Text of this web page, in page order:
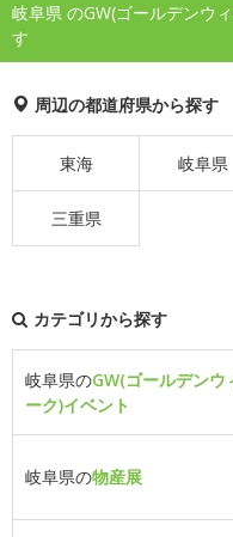
岐阜県 のGW(ゴールデンウ
す
周辺の都道府県から探す
東海 岐阜県
三重県
カテゴリから探す
岐阜県のGW(ゴールデンウ
ーク)イベント
岐阜県の物産展